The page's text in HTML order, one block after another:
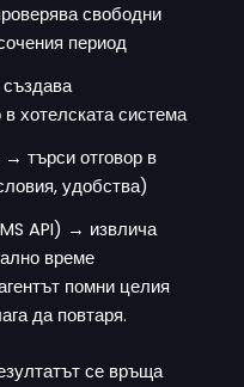
свободни
период
хотелската система
търси отговор в
удобства)
API) → извлича
време
помни целия
да повтаря.
се връща